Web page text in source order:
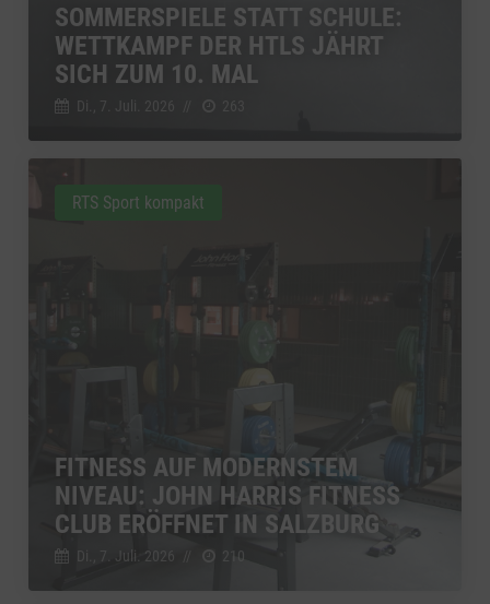
SOMMERSPIELE STATT SCHULE:
WETTKAMPF DER HTLS JÄHRT
SICH ZUM 10. MAL
Di., 7. Juli. 2026
FITNESS AUF MODERNSTEM
NIVEAU: JOHN HARRIS FITNESS
CLUB ERÖFFNET IN SALZBURG
Di., 7. Juli. 2026 210
RTS Sport kompakt